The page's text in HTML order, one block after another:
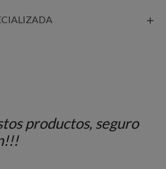
productos, seguro